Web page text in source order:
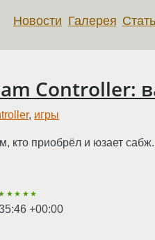
Новости Галерея
Controller:
, игры
кто приобрёл и юзает
+00:00